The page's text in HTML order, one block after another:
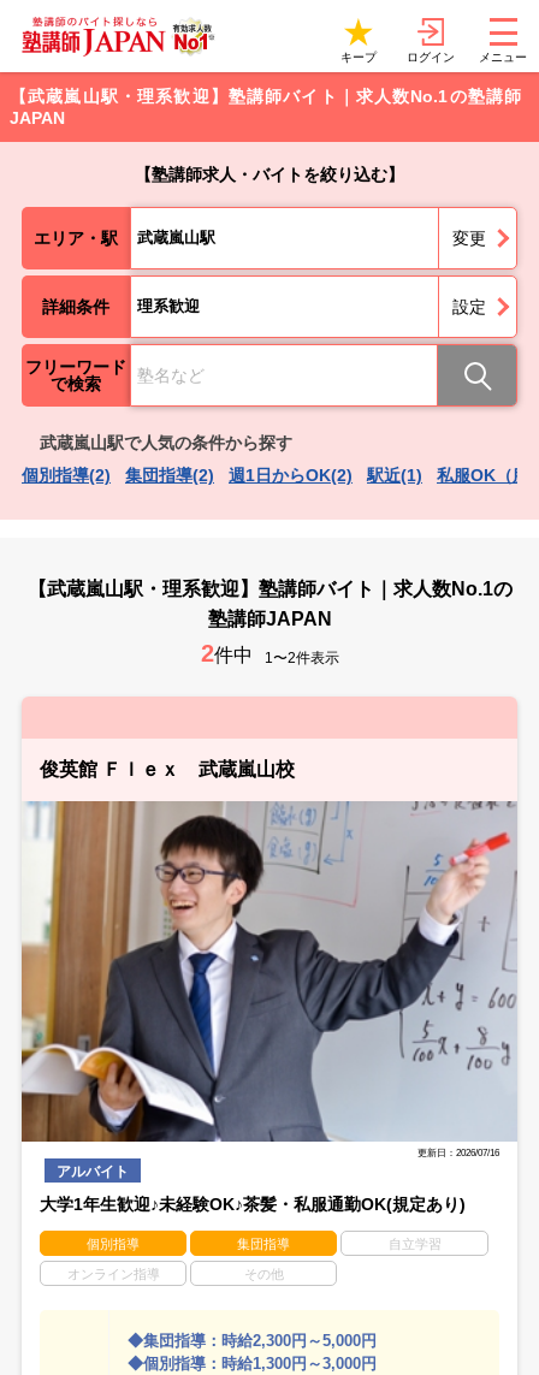
キープ ログイン メニュー
【武蔵嵐山駅・理系歓迎】塾講師バイト｜求人数No.1の塾講師
JAPAN
【塾講師求人・バイトを絞り込む】
エリア・駅 武蔵嵐山駅 変更
詳細条件 理系歓迎 設定
フリーワード
で検索
武蔵嵐山駅で人気の条件から探す
個別指導(2)
集団指導(2) 週1日からOK(2) 駅近(1) 私服OK（服
【武蔵嵐山駅・理系歓迎】塾講師バイト｜求人数No.1の
塾講師JAPAN
2件中 1〜2件表示
俊英館 Ｆｌｅｘ 武蔵嵐山校
更新日：2026/07/16
アルバイト
大学1年生歓迎♪未経験OK♪茶髪・私服通勤OK(規定あり)
個別指導 集団指導 自立学習
オンライン指導 その他
◆集団指導：時給2,300円～5,000円
◆個別指導：時給1,300円～3,000円